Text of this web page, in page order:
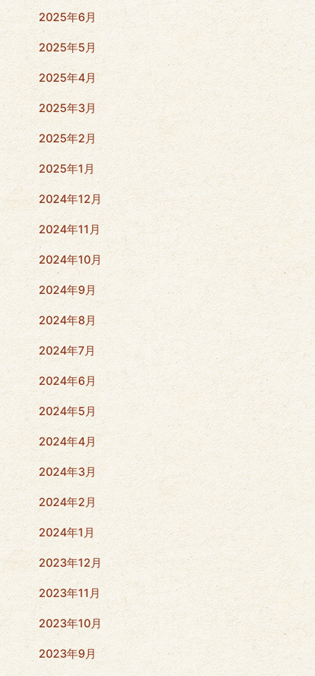
2025年6月
2025年5月
2025年4月
2025年3月
2025年2月
2025年1月
2024年12月
2024年11月
2024年10月
2024年9月
2024年8月
2024年7月
2024年6月
2024年5月
2024年4月
2024年3月
2024年2月
2024年1月
2023年12月
2023年11月
2023年10月
2023年9月